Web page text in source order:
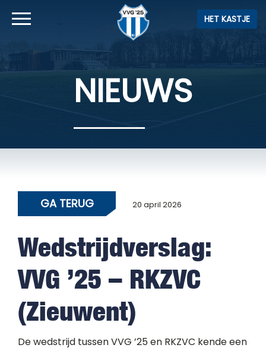
HET KASTJE
NIEUWS
GA TERUG 20 april 2026
Wedstrijdverslag:
VVG ’25 – RKZVC
(Zieuwent)
De wedstrijd tussen VVG ’25 en RKZVC kende een